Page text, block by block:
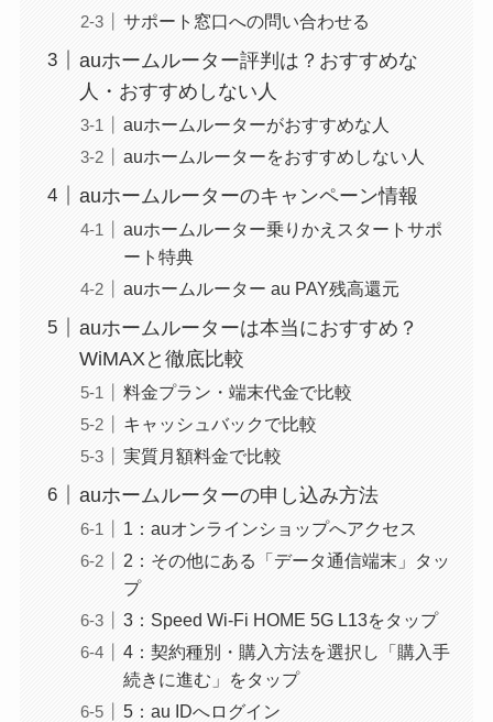
サポート窓口への問い合わせる
auホームルーター評判は？おすすめな
人・おすすめしない人
auホームルーターがおすすめな人
auホームルーターをおすすめしない人
auホームルーターのキャンペーン情報
auホームルーター乗りかえスタートサポ
ート特典
auホームルーター au PAY残高還元
auホームルーターは本当におすすめ？
WiMAXと徹底比較
料金プラン・端末代金で比較
キャッシュバックで比較
実質月額料金で比較
auホームルーターの申し込み方法
1：auオンラインショップへアクセス
2：その他にある「データ通信端末」タッ
プ
3：Speed Wi-Fi HOME 5G L13をタップ
4：契約種別・購入方法を選択し「購入手
続きに進む」をタップ
5：au IDへログイン